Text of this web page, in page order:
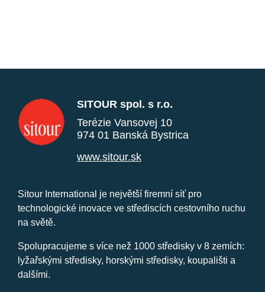
SITOUR spol. s r.o.
Terézie Vansovej 10
974 01 Banská Bystrica
www.sitour.sk
Sitour International je největší firemní síť pro
technologické inovace ve střediscích cestovního ruchu
na světě.
Spolupracujeme s více než 1000 středisky v 8 zemích:
lyžařskými středisky, horskými středisky, koupališti a
dalšími.